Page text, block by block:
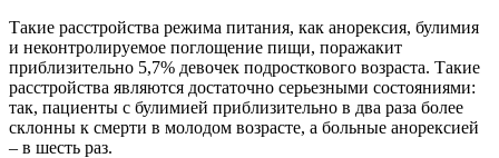
Такие расстройства режима питания, как анорексия, булимия
и неконтролируемое поглощение пищи, поражакит
приблизительно 5,7% девочек подросткового возраста. Такие
расстройства являются достаточно серьезными состояниями:
так, пациенты с булимией приблизительно в два раза более
склонны к смерти в молодом возрасте, а больные анорексией
– в шесть раз.